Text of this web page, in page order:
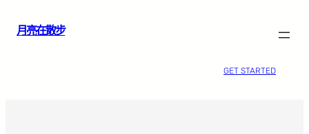
月亮在散步
GET STARTED